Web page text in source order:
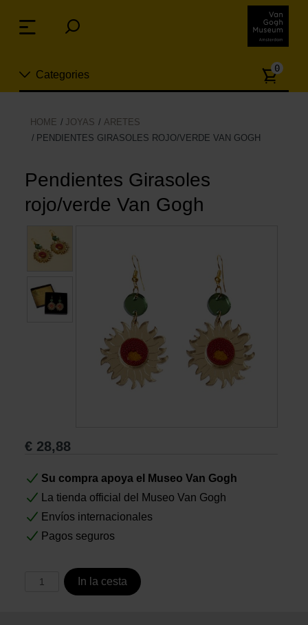
links
Jump
content
navigation
Categories
Nuevo
Para la casa
Hogar y Cocina
Ocio
Lienzos y Láminas
0
HOME JOYAS
ARETES
PENDIENTES GIRASOLES ROJO/VERDE VAN GOGH
Pendientes Girasoles
rojo/verde Van Gogh
€ 28,88
Su compra apoya el Museo Van Gogh
La tienda official del Museo Van Gogh
Envíos internacionales
Pagos seguros
In la cesta
Menu